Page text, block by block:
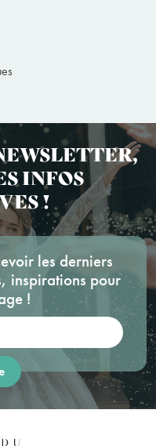
INFOS
!
les derniers
inspirations pour
!